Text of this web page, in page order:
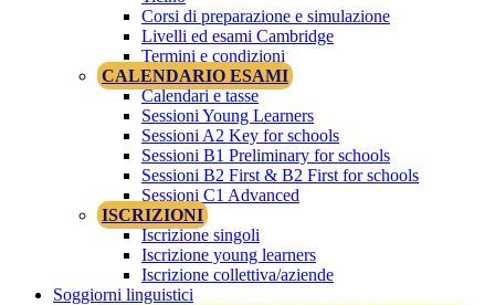
Corsi di preparazione e simulazione
Livelli ed esami Cambridge
Termini e condizioni
CALENDARIO ESAMI
Calendari e tasse
Sessioni Young Learners
Sessioni A2 Key for schools
Sessioni B1 Preliminary for schools
Sessioni B2 First & B2 First for schools
Sessioni C1 Advanced
ISCRIZIONI
Iscrizione singoli
Iscrizione young learners
Iscrizione collettiva/aziende
Soggiorni linguistici